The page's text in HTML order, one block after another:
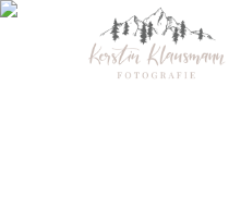
Zum